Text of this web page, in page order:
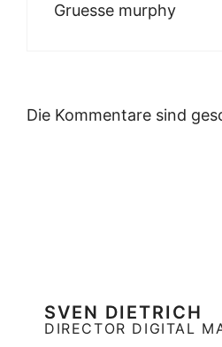
Gruesse murphy
Die Kommentare sind
SVEN DIETRICH
DIRECTOR DIGITAL